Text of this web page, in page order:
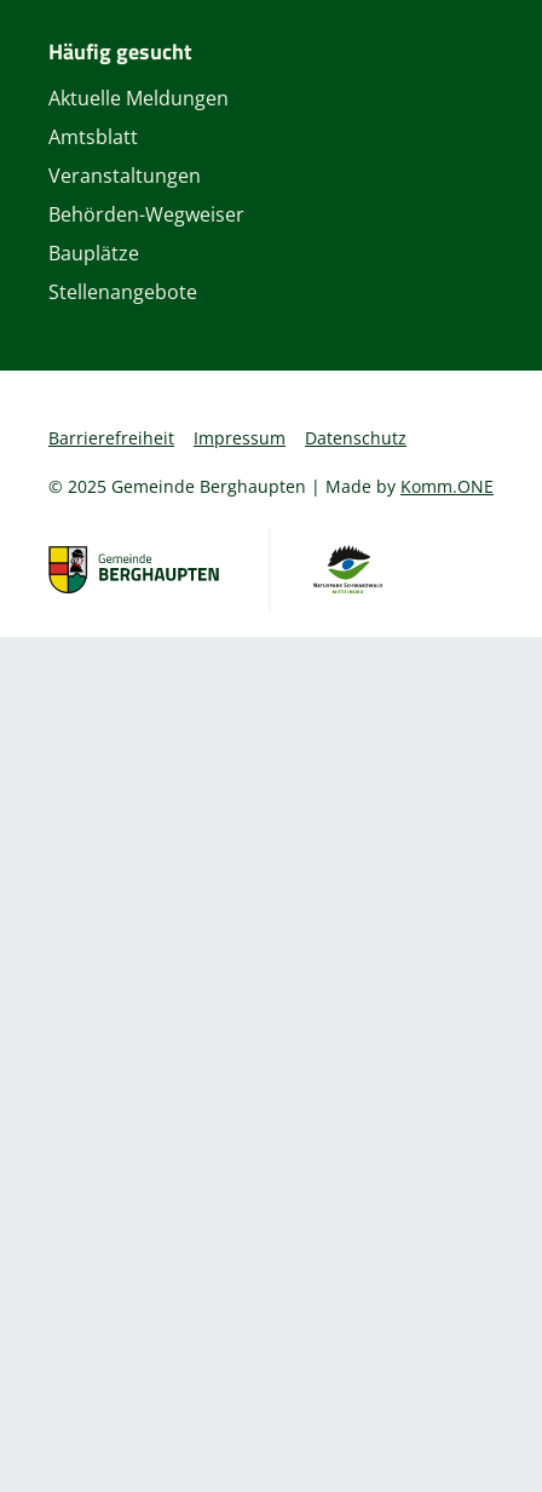
Häufig gesucht
Aktuelle Meldungen
Amtsblatt
Veranstaltungen
Behörden-Wegweiser
Bauplätze
Stellenangebote
Barrierefreiheit Impressum Datenschutz
© 2025 Gemeinde Berghaupten | Made by Komm.ONE